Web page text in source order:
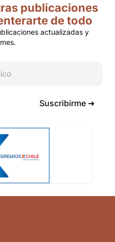
publicaciones
de todo
actualizadas y